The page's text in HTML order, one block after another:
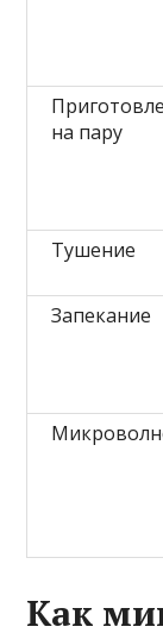
на пару
Тушение
Запекание
Как